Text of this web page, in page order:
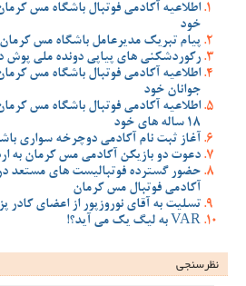
اطلاعیه آکادمی فوتبال باشگاه مس
خود
پیام تبریک مدیرعامل باشگاه مس
رکوردشکنی های پیاپی دونده ملی پوش
اطلاعیه آکادمی فوتبال باشگاه مس
جوانان خود
اطلاعیه آکادمی فوتبال باشگاه مس
18 ساله های خود
آغاز ثبت نام آکادمی دوچرخه سواری
دعوت دو بازیکن آکادمی مس کرمان به
حضور گسترده فوتبالیست های مستعد
آکادمی فوتبال مس کرمان
تسلیت به آقای نوروزپور از اعضای
VAR به لیگ یک می آید؟!
نظرسنجی